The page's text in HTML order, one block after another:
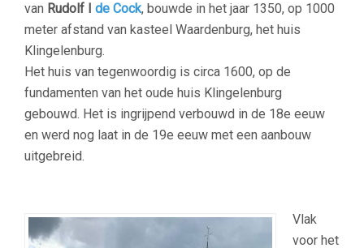
van Rudolf I de Cock, bouwde in het jaar 1350, op 1000
meter afstand van kasteel Waardenburg, het huis
Klingelenburg.
Het huis van tegenwoordig is circa 1600, op de
fundamenten van het oude huis Klingelenburg
gebouwd. Het is ingrijpend verbouwd in de 18e eeuw
en werd nog laat in de 19e eeuw met een aanbouw
uitgebreid.
Vlak
voor het